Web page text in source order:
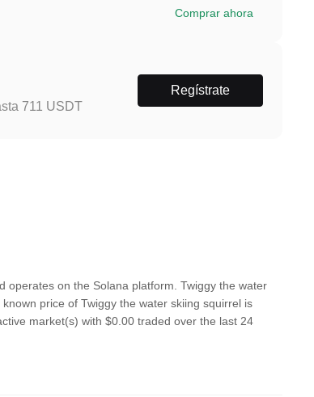
Comprar ahora
711 USDT
Regístrate
operates on the Solana platform. Twiggy the water
price of Twiggy the water skiing squirrel is
market(s) with $0.00 traded over the last 24